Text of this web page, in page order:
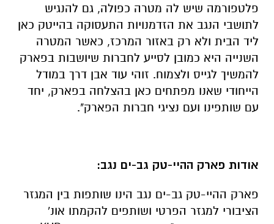
פלטפורמה שיש לה מטרה כפולה, גם להנגיש
לתושבי הנגב את הזדמנויות התעסוקה בהייטק כאן
ליד הבית ולא רק באזור המרכז, כאשר המטרה
השנייה היא כמובן לסייע לחברות שיושבות בפארק
להמשיך לגייס ולצמוח. זוהי עוד אבן דרך במודל
הייחודי שאנו מפתחים כאן בהצלחה בפארק, יחד
עם שותפינו ועם נציגי חברות הפארק".
אודות פארק ההיי-טק גב-ים נגב:
פארק ההיי-טק גב-ים נגב הינו שותפות בין המגזר
הציבורי למגזר הפרטי ושותפים להקמתו אונ'